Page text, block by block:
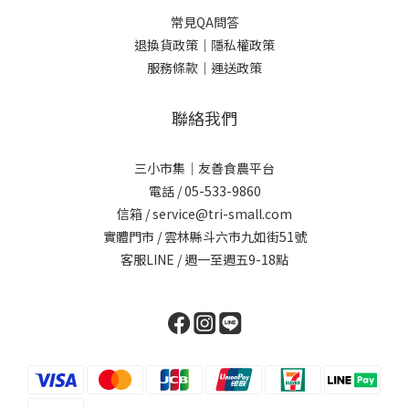
常見QA問答
退換貨政策｜ 隱私權政策
服務條款｜ 運送政策
聯絡我們
三小市集｜友善食農平台
電話 / 05-533-9860
信箱 / service@tri-small.com
實體門市 / 雲林縣斗六市九如街51號
客服LINE / 週一至週五9-18點